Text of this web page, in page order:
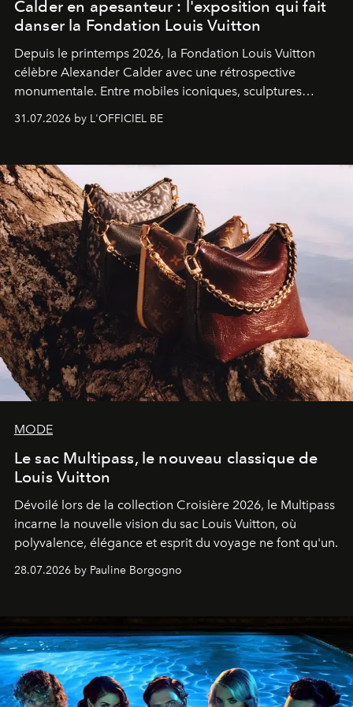
Calder en apesanteur : l'exposition qui fait
danser la Fondation Louis Vuitton
Depuis le printemps 2026, la Fondation Louis Vuitton
célèbre Alexander Calder avec une rétrospective
monumentale. Entre mobiles iconiques, sculptures
monumentales et poésie du mouvement, l'artiste
américain investit les espaces imaginés par Frank Gehry
sculpture.
31.07.2026 by L'OFFICIEL BE
MODE
Le sac Multipass, le nouveau classique de
Louis Vuitton
Dévoilé lors de la collection Croisière 2026, le Multipass
incarne la nouvelle vision du sac Louis Vuitton, où
polyvalence, élégance et esprit du voyage ne font qu'un.
28.07.2026 by Pauline Borgogno